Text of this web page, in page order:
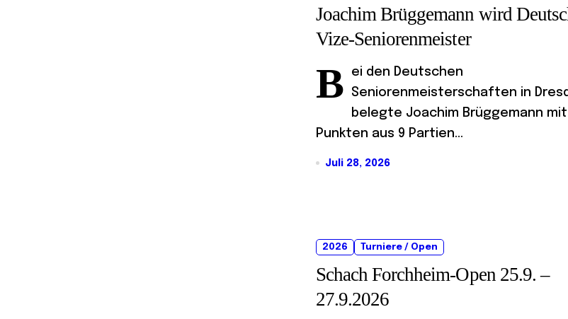
Joachim Brüggemann wird
Vize-Seniorenmeister
B
ei den Deutschen
Seniorenmeisterschaften in
belegte Joachim Brüggemann mit
Punkten aus 9 Partien...
Juli 28, 2026
2026 Turniere / Open
Schach Forchheim-Open 25.9. –
27.9.2026